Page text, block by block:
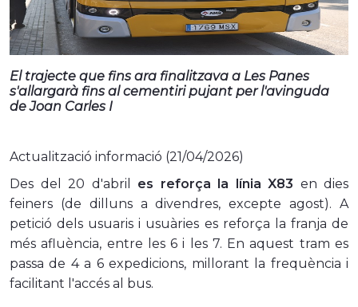
El trajecte que fins ara finalitzava a Les Panes
s'allargarà fins al cementiri pujant per l'avinguda
de Joan Carles I
Actualització informació (21/04/2026)
Des del 20 d'abril es reforça la línia X83 en dies
feiners (de dilluns a divendres, excepte agost). A
petició dels usuaris i usuàries es reforça la franja de
més afluència, entre les 6 i les 7. En aquest tram es
passa de 4 a 6 expedicions, millorant la frequència i
facilitant l'accés al bus.